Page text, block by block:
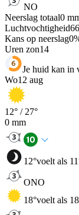
NO
Neerslag totaal0
Luchtvochtigheid66
Kans op neerslag0
Uren zon14
Je huid kan in
Wo12 aug
12° / 27°
0 mm
12°voelt als
ONO
18°voelt als